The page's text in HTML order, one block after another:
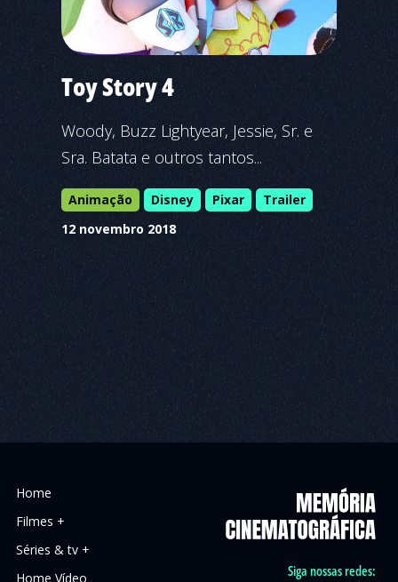
Toy Story 4
Woody, Buzz Lightyear, Jessie, Sr. e
Sra. Batata e outros tantos...
Animação Disney Pixar
Trailer
12 novembro 2018
Home
Filmes +
Séries & tv +
Home Vídeo
Siga nossas redes: